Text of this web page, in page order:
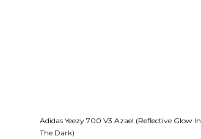
Adidas Yeezy 700 V3 Azael (Reflective Glow In
The Dark)